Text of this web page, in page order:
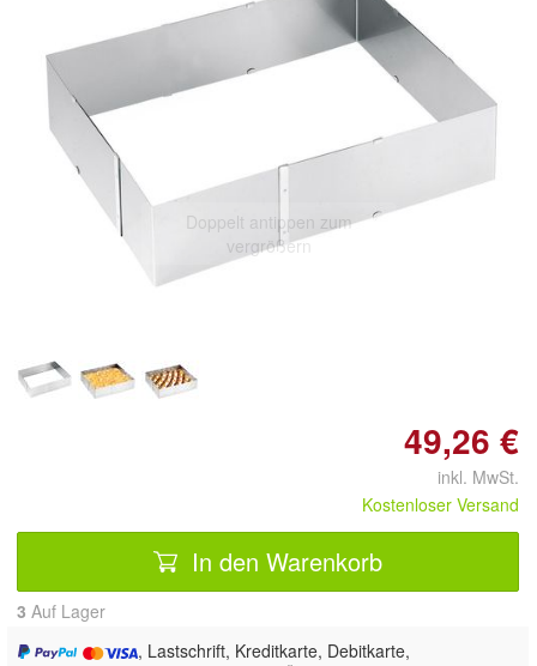
Doppelt antippen zum
vergrößern
49,26 €
inkl. MwSt.
Kostenloser Versand
In den Warenkorb
3 Auf Lager
, Lastschrift, Kreditkarte, Debitkarte,